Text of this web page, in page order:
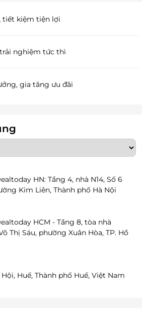
tiết kiệm tiện lợi
nghiệm tức thì
gia tăng ưu đãi
HN: Tầng 4, nhà N14, Số 6
Kim Liên, Thành phố Hà Nội
HCM - Tầng 8, tòa nhà
Thị Sáu, phường Xuân Hòa, TP. Hồ
Huế, Thành phố Huế, Việt Nam